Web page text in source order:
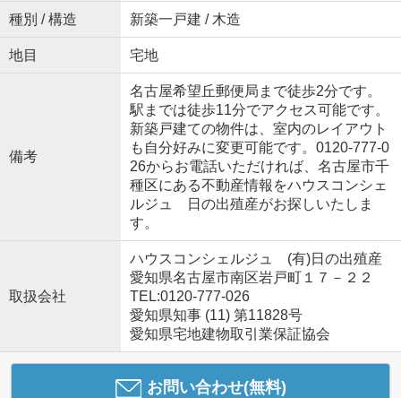
種別 / 構造 新築一戸建 / 木造
地目 宅地
備考
名古屋希望丘郵便局まで徒歩2分です。
駅までは徒歩11分でアクセス可能です。
新築戸建ての物件は、室内のレイアウト
も自分好みに変更可能です。0120-777-0
26からお電話いただければ、名古屋市千
種区にある不動産情報をハウスコンシェ
ルジュ 日の出殖産がお探しいたしま
す。
取扱会社
ハウスコンシェルジュ (有)日の出殖産
愛知県名古屋市南区岩戸町１７－２２
TEL:0120-777-026
愛知県知事 (11) 第11828号
愛知県宅地建物取引業保証協会
お問い合わせ(無料)